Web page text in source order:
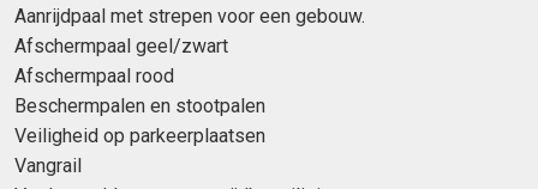
Aanrijdpaal met strepen voor een gebouw.
Afschermpaal geel/zwart
Afschermpaal rood
Beschermpalen en stootpalen
Veiligheid op parkeerplaatsen
Vangrail